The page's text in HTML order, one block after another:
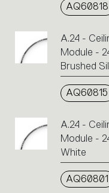
AQ60818
A.24 -
Module -
Brushed
AQ60815
A.24 -
Module -
White
AQ60801